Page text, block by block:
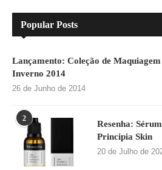
Popular Posts
Lançamento: Coleção de
Inverno 2014
26 de Junho de 2014
2
Resenha:
Principia Skin
20 de Julho de